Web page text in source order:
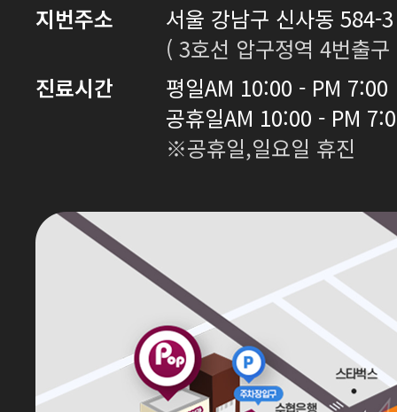
지번주소
서울 강남구 신사동 584-
( 3호선 압구정역 4번출
진료시간
평일AM 10:00 - PM 7:00
공휴일AM 10:00 - PM
※공휴일,일요일 휴진